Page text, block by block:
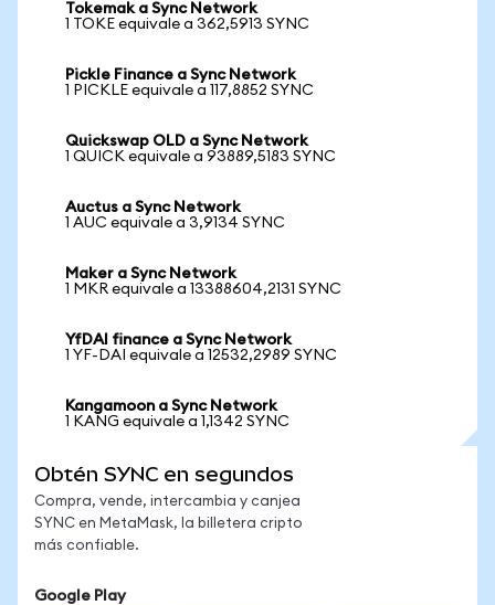
Tokemak a Sync Network
1 TOKE equivale a 362,5913 SYNC
Pickle Finance a Sync Network
1 PICKLE equivale a 117,8852 SYNC
Quickswap OLD a Sync Network
1 QUICK equivale a 93889,5183 SYNC
Auctus a Sync Network
1 AUC equivale a 3,9134 SYNC
Maker a Sync Network
1 MKR equivale a 13388604,2131 SYNC
YfDAI finance a Sync Network
1 YF-DAI equivale a 12532,2989 SYNC
Kangamoon a Sync Network
1 KANG equivale a 1,1342 SYNC
Obtén SYNC en segundos
Compra, vende, intercambia y canjea
SYNC en MetaMask, la billetera cripto
más confiable.
Google Play